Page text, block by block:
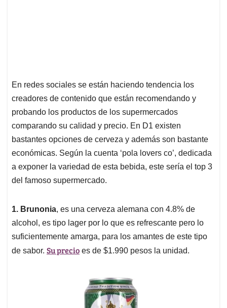
En redes sociales se están haciendo tendencia los
creadores de contenido que están recomendando y
probando los productos de los supermercados
comparando su calidad y precio. En D1 existen
bastantes opciones de cerveza y además son bastante
económicas. Según la cuenta ‘pola lovers co’, dedicada
a exponer la variedad de esta bebida, este sería el top 3
del famoso supermercado.
1. Brunonia, es una cerveza alemana con 4.8% de
alcohol, es tipo lager por lo que es refrescante pero lo
suficientemente amarga, para los amantes de este tipo
de sabor. Su precio es de $1.990 pesos la unidad.